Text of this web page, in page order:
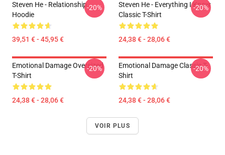
Steven He - Relationship
Hoodie
39,51 € - 45,95 €
-20%
Steven He - Everything I Know
Classic T-Shirt
24,38 € - 28,06 €
-20%
Emotional Damage Oversized
T-Shirt
24,38 € - 28,06 €
-20%
Emotional Damage Classic T-
Shirt
24,38 € - 28,06 €
-20%
VOIR PLUS